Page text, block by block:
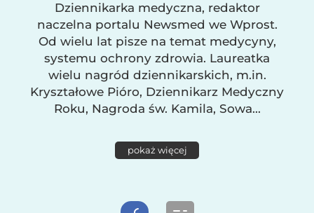
Dziennikarka medyczna, redaktor
naczelna portalu Newsmed we Wprost.
Od wielu lat pisze na temat medycyny,
systemu ochrony zdrowia. Laureatka
wielu nagród dziennikarskich, m.in.
Kryształowe Pióro, Dziennikarz Medyczny
Roku, Nagroda św. Kamila, Sowa...
pokaż więcej